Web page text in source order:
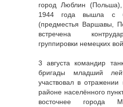
город Люблин
1944 года вышла с
(предместья Варшавы,
встречена
группировки немецких
3 августа командир
бригады младший
участвовал в отражении
районе населённого
восточнее города